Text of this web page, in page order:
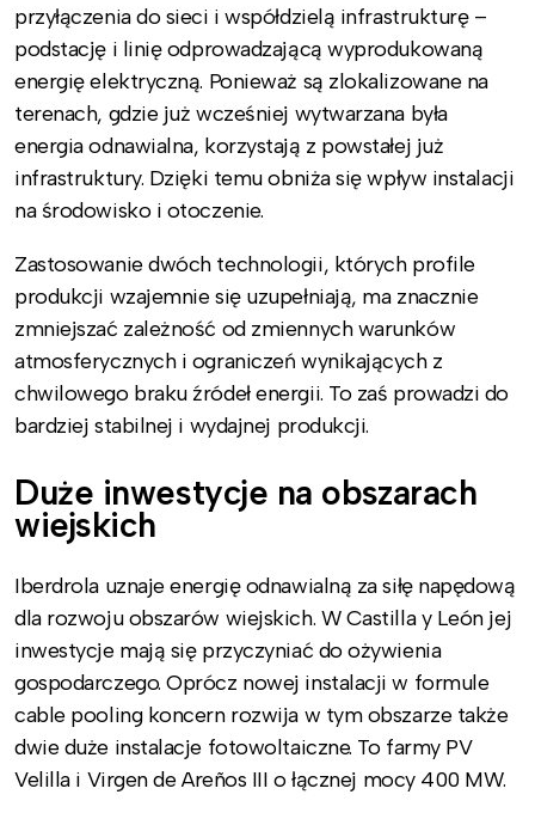
przyłączenia do sieci i współdzielą infrastrukturę –
podstację i linię odprowadzającą wyprodukowaną
energię elektryczną. Ponieważ są zlokalizowane na
terenach, gdzie już wcześniej wytwarzana była
energia odnawialna, korzystają z powstałej już
infrastruktury. Dzięki temu obniża się wpływ instalacji
na środowisko i otoczenie.
Zastosowanie dwóch technologii, których profile
produkcji wzajemnie się uzupełniają, ma znacznie
zmniejszać zależność od zmiennych warunków
atmosferycznych i ograniczeń wynikających z
chwilowego braku źródeł energii. To zaś prowadzi do
bardziej stabilnej i wydajnej produkcji.
Duże inwestycje na obszarach
wiejskich
Iberdrola uznaje energię odnawialną za siłę napędową
dla rozwoju obszarów wiejskich. W Castilla y León jej
inwestycje mają się przyczyniać do ożywienia
gospodarczego. Oprócz nowej instalacji w formule
cable pooling koncern rozwija w tym obszarze także
dwie duże instalacje fotowoltaiczne. To farmy PV
Velilla i Virgen de Areños III o łącznej mocy 400 MW.